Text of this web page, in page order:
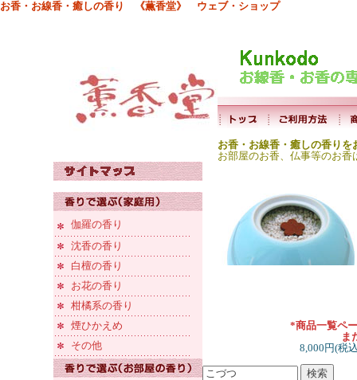
お香・お線香・癒しの香り 《薫香堂》 ウェブ・ショップ
お香・お線香・癒しの香り
お部屋のお香、仏事等のお
伽羅の香り
沈香の香り
白檀の香り
お花の香り
柑橘系の香り
煙ひかえめ
その他
*商品一覧ペ
ま
8,000円(税